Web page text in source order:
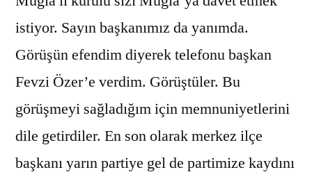
istiyor. Sayın başkanımız da yanımda.
Görüşün efendim diyerek telefonu başkan
Fevzi Özer’e verdim. Görüştüler. Bu
görüşmeyi sağladığım için memnuniyetlerini
dile getirdiler. En son olarak merkez ilçe
başkanı yarın partiye gel de partimize kaydını